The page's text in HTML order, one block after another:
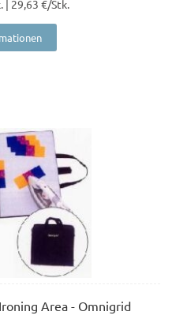
| 29,63 €/Stk.
Area - Omnigrid